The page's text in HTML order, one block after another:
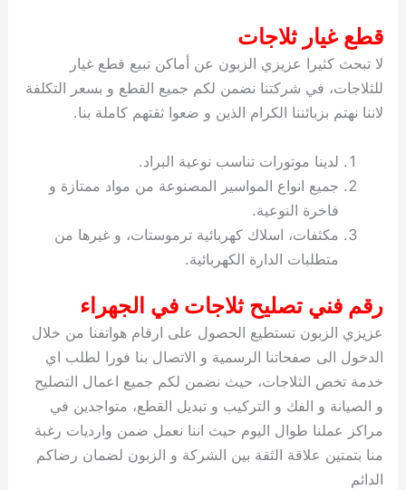
قطع غيار ثلاجات
لا تبحث كثيرا عزيزي الزبون عن أماكن تبيع قطع غيار
للثلاجات، في شركتنا نضمن لكم جميع القطع و بسعر التكلفة
لاننا نهتم بزبائننا الكرام الذين و ضعوا ثقتهم كاملة بنا.
لدينا موتورات تناسب نوعية البراد.
جميع انواع المواسير المصنوعة من مواد ممتازة و
فاخرة النوعية.
مكثفات، اسلاك كهربائية ترموستات، و غيرها من
متطلبات الدارة الكهربائية.
رقم فني تصليح ثلاجات في الجهراء
عزيزي الزبون تستطيع الحصول على ارقام هواتفنا من خلال
الدخول الى صفحاتنا الرسمية و الاتصال بنا فورا لطلب اي
خدمة تخص الثلاجات، حيث نضمن لكم جميع اعمال التصليح
و الصيانة و الفك و التركيب و تبديل القطع، متواجدين في
مراكز عملنا طوال اليوم حيث اننا نعمل ضمن وارديات رغبة
منا بتمتين علاقة الثقة بين الشركة و الزبون لضمان رضاكم
الدائم